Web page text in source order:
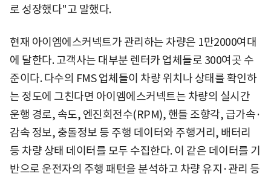
로 성장했다"고 말했다.
현재 아이엠에스커넥트가 관리하는 차량은 1만2000여대
에 달한다. 고객사는 대부분 렌터카 업체들로 300여곳 수
준이다. 다수의 FMS 업체들이 차량 위치나 상태를 확인하
는 정도에 그친다면 아이엠에스커넥트는 차량의 실시간
운행 경로, 속도, 엔진회전수(RPM), 핸들 조향각, 급가속·
감속 정보, 충돌정보 등 주행 데이터와 주행거리, 배터리
등 차량 상태 데이터를 모두 수집한다. 이 같은 데이터를 기
반으로 운전자의 주행 패턴을 분석하고 차량 유지·관리 등